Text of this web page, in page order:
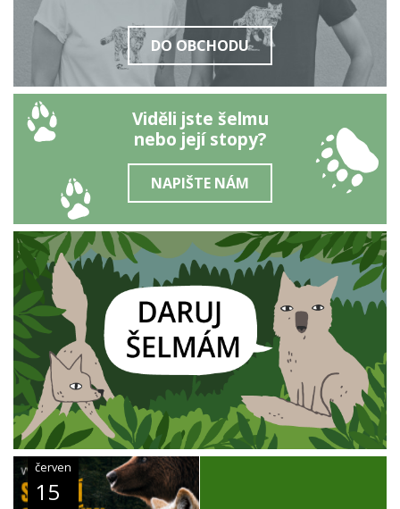
DO OBCHODU
Viděli jste šelmu
nebo její stopy?
NAPIŠTE NÁM
červen
15